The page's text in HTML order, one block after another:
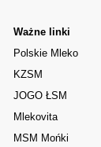
Ważne linki
Polskie Mleko
KZSM
JOGO ŁSM
Mlekovita
MSM Mońki